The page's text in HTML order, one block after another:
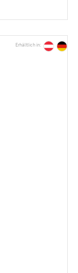
Erhältlich in: